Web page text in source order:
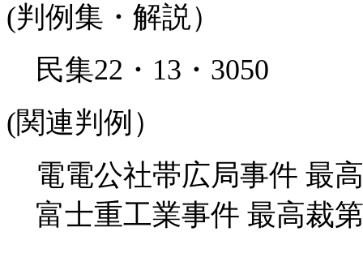
(判例集・解説）
民集22・13・3050
(関連判例）
電電公社帯広局事件 最
富士重工業事件 最高裁